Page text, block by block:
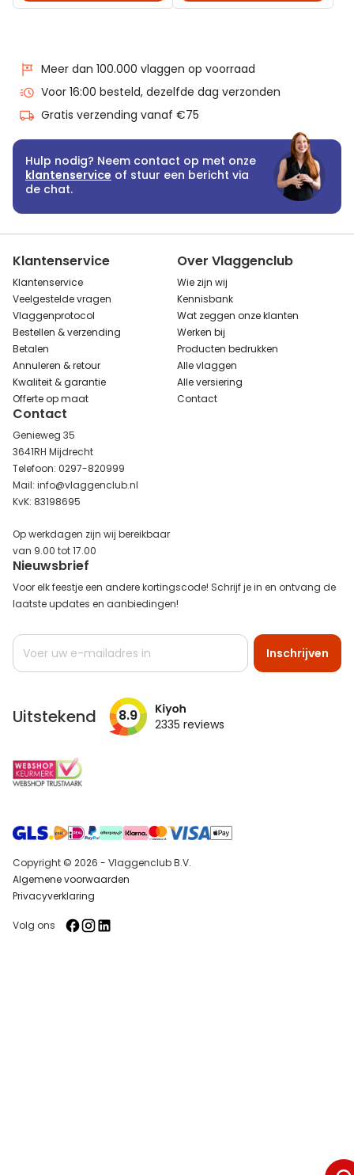
Meer dan 100.000 vlaggen op voorraad
Voor 16:00 besteld, dezelfde dag verzonden
Gratis verzending vanaf €75
Hulp nodig? Neem contact op met onze
klantenservice of stuur een bericht via
de chat.
Klantenservice
Klantenservice
Veelgestelde vragen
Vlaggenprotocol
Bestellen & verzending
Betalen
Annuleren & retour
Kwaliteit & garantie
Offerte op maat
Over Vlaggenclub
Wie zijn wij
Kennisbank
Wat zeggen onze klanten
Werken bij
Producten bedrukken
Alle vlaggen
Alle versiering
Contact
Contact
Genieweg 35
3641RH Mijdrecht
Telefoon: 0297-820999
Mail: info@vlaggenclub.nl
KvK: 83198695
Op werkdagen zijn wij bereikbaar
van 9.00 tot 17.00
Nieuwsbrief
Voor elk feestje een andere kortingscode! Schrijf je in en ontvang de
laatste updates en aanbiedingen!
Abonneer
op
Inschrijven
Uitstekend 8.9 2335 reviews
Copyright © 2026 - Vlaggenclub B.V.
Algemene voorwaarden
Privacyverklaring
Volg ons